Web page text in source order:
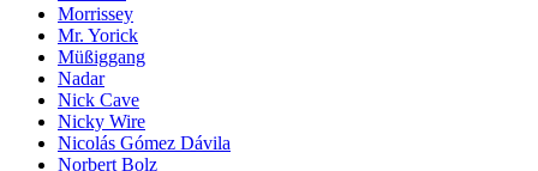
Morrissey
Mr. Yorick
Müßiggang
Nadar
Nick Cave
Nicky Wire
Nicolás Gómez Dávila
Norbert Bolz